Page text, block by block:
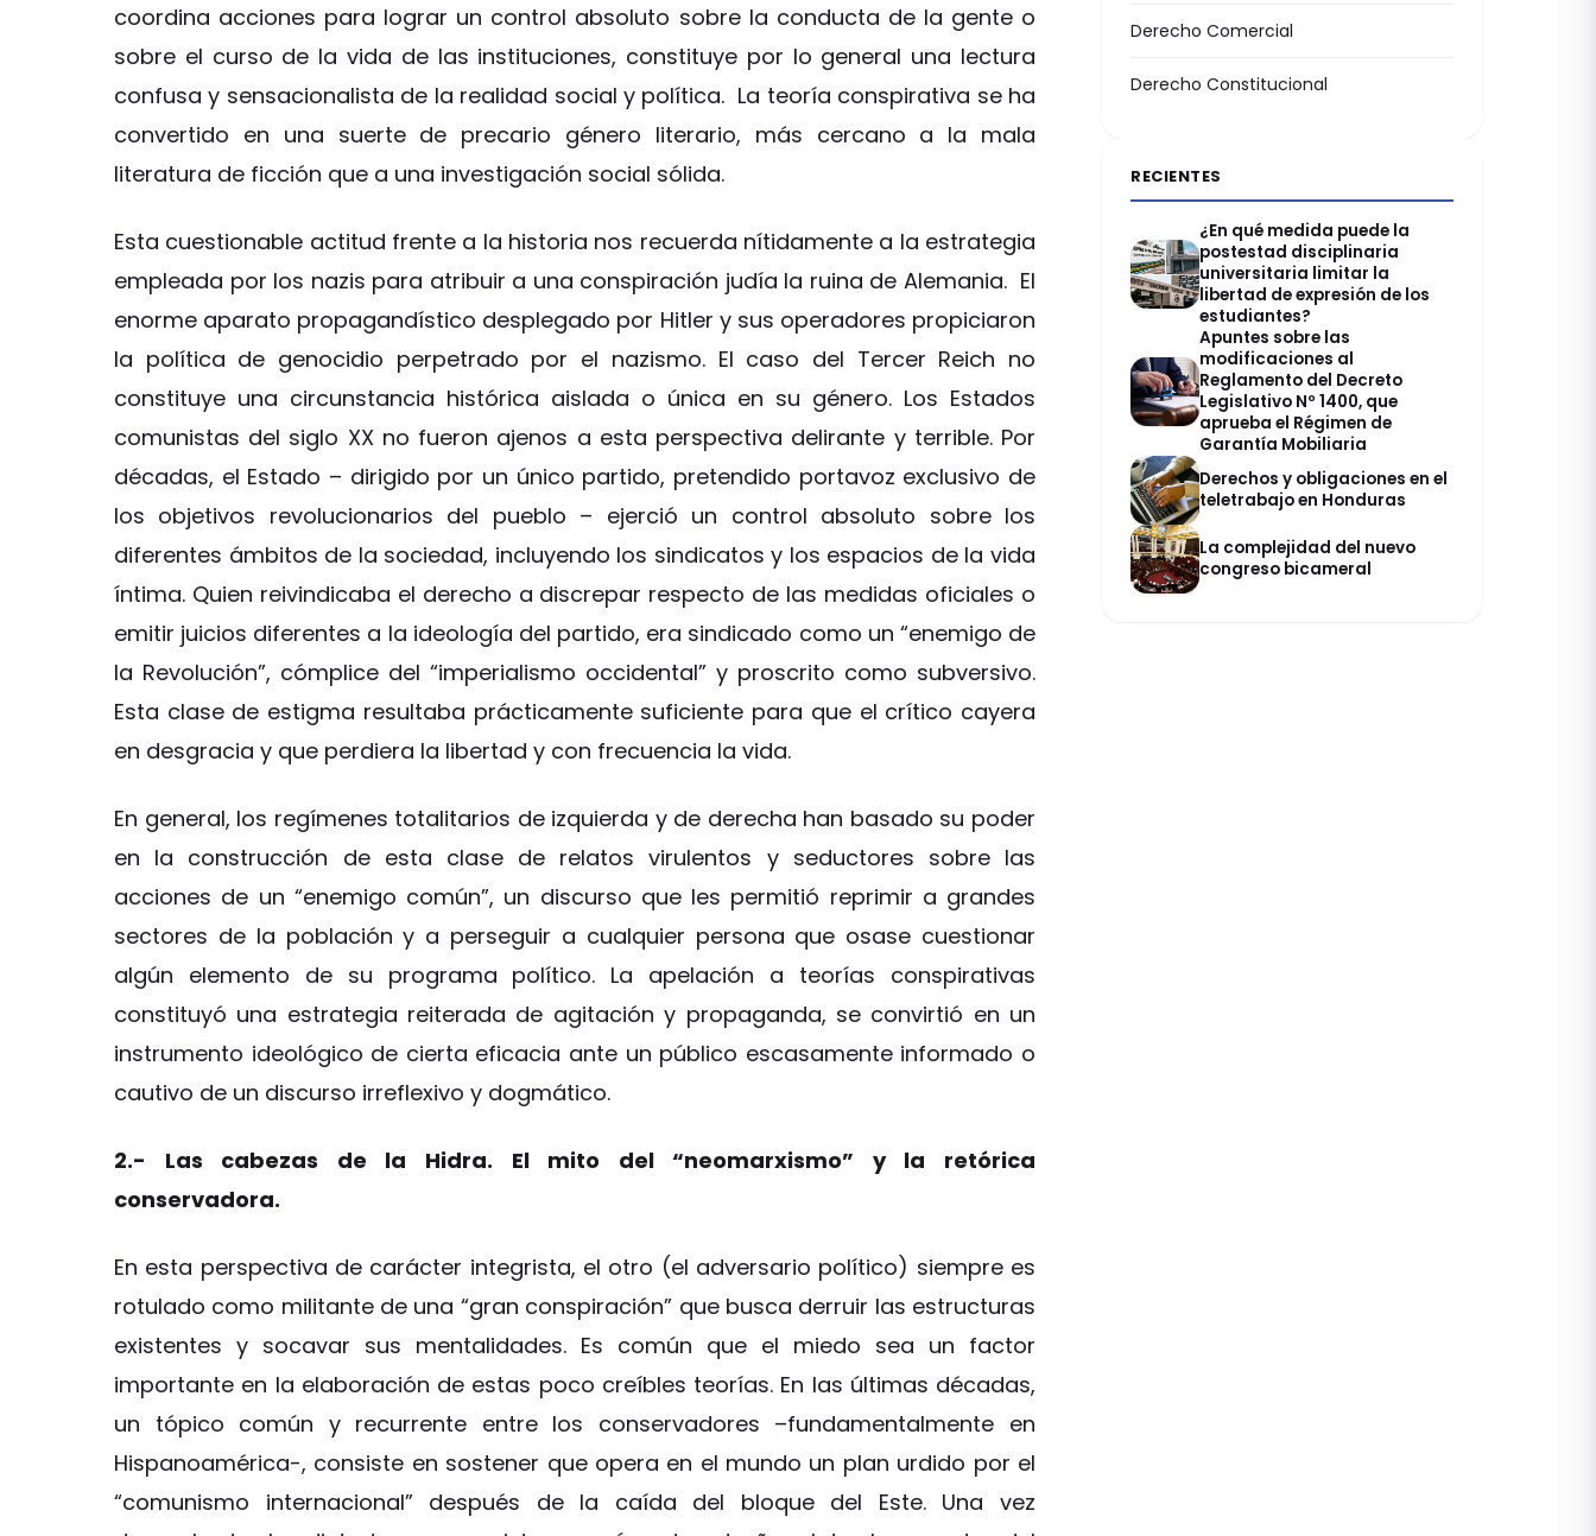
coordina acciones para lograr un control absoluto sobre la conducta de la gente o
sobre el curso de la vida de las instituciones, constituye por lo general una lectura
confusa y sensacionalista de la realidad social y política. La teoría conspirativa se ha
convertido en una suerte de precario género literario, más cercano a la mala
literatura de ficción que a una investigación social sólida.
Esta cuestionable actitud frente a la historia nos recuerda nítidamente a la estrategia
empleada por los nazis para atribuir a una conspiración judía la ruina de Alemania. El
enorme aparato propagandístico desplegado por Hitler y sus operadores propiciaron
la política de genocidio perpetrado por el nazismo. El caso del Tercer Reich no
constituye una circunstancia histórica aislada o única en su género. Los Estados
comunistas del siglo XX no fueron ajenos a esta perspectiva delirante y terrible. Por
décadas, el Estado – dirigido por un único partido, pretendido portavoz exclusivo de
los objetivos revolucionarios del pueblo – ejerció un control absoluto sobre los
diferentes ámbitos de la sociedad, incluyendo los sindicatos y los espacios de la vida
íntima. Quien reivindicaba el derecho a discrepar respecto de las medidas oficiales o
emitir juicios diferentes a la ideología del partido, era sindicado como un “enemigo de
la Revolución”, cómplice del “imperialismo occidental” y proscrito como subversivo.
Esta clase de estigma resultaba prácticamente suficiente para que el crítico cayera
en desgracia y que perdiera la libertad y con frecuencia la vida.
En general, los regímenes totalitarios de izquierda y de derecha han basado su poder
en la construcción de esta clase de relatos virulentos y seductores sobre las
acciones de un “enemigo común”, un discurso que les permitió reprimir a grandes
sectores de la población y a perseguir a cualquier persona que osase cuestionar
algún elemento de su programa político. La apelación a teorías conspirativas
constituyó una estrategia reiterada de agitación y propaganda, se convirtió en un
instrumento ideológico de cierta eficacia ante un público escasamente informado o
cautivo de un discurso irreflexivo y dogmático.
2.- Las cabezas de la Hidra. El mito del “neomarxismo” y la retórica
conservadora.
En esta perspectiva de carácter integrista, el otro (el adversario político) siempre es
rotulado como militante de una “gran conspiración” que busca derruir las estructuras
existentes y socavar sus mentalidades. Es común que el miedo sea un factor
importante en la elaboración de estas poco creíbles teorías. En las últimas décadas,
un tópico común y recurrente entre los conservadores –fundamentalmente en
Hispanoamérica-, consiste en sostener que opera en el mundo un plan urdido por el
“comunismo internacional” después de la caída del bloque del Este. Una vez
Derecho Comercial
Derecho Constitucional
RECIENTES
¿En qué medida puede la
postestad disciplinaria
universitaria limitar la
libertad de expresión de los
estudiantes?
Apuntes sobre las
modificaciones al
Reglamento del Decreto
Legislativo Nº 1400, que
aprueba el Régimen de
Garantía Mobiliaria
Derechos y obligaciones en el
teletrabajo en Honduras
La complejidad del nuevo
congreso bicameral